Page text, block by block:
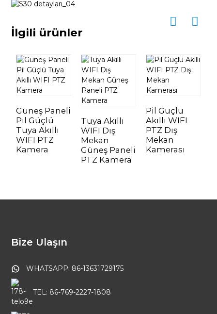
İlgili ürünler
Güneş Paneli
Pil Güçlü
Tuya Akıllı
WIFI PTZ
Kamera
Tuya Akıllı
WIFI Dış
Mekan
Güneş Paneli
PTZ Kamera
Pil Güçlü
Akıllı WIFI
PTZ Dış
Mekan
Kamerası
Bize Ulaşın
WHATSAPP: 86-13631729175
TEL: 86-769-2227-1808